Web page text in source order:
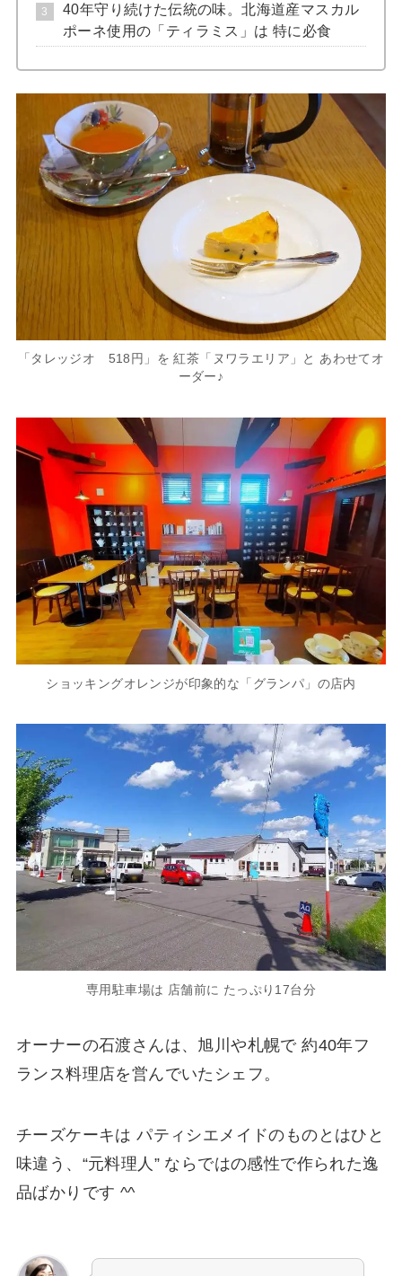
40年守り続けた伝統の味。北海道産マスカル
ポーネ使用の「ティラミス」は 特に必食
「タレッジオ 518円」を 紅茶「ヌワラエリア」と あわせてオ
ーダー♪
ショッキングオレンジが印象的な「グランパ」の店内
専用駐車場は 店舗前に たっぷり17台分
オーナーの石渡さんは、旭川や札幌で 約40年フ
ランス料理店を営んでいたシェフ。
チーズケーキは パティシエメイドのものとはひと
味違う、“元料理人” ならではの感性で作られた逸
品ばかりです ^^